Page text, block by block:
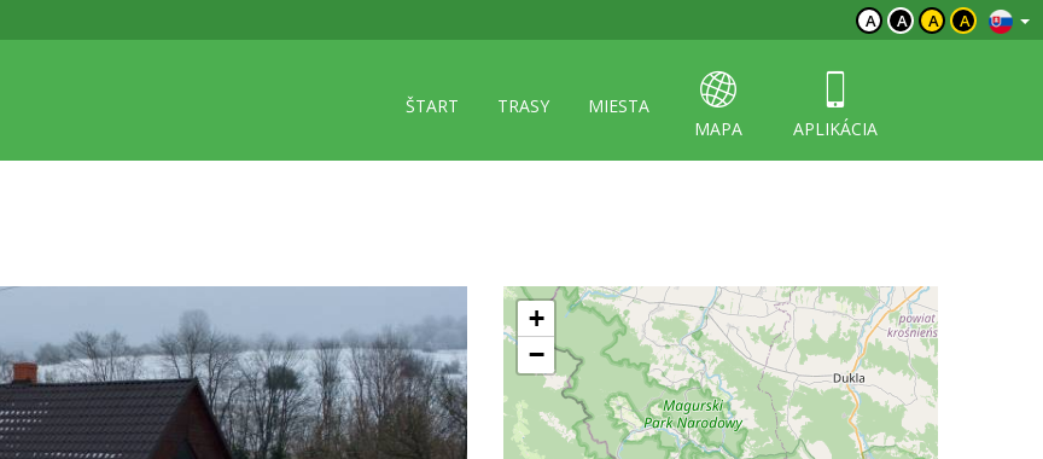
A A A A
ŠTART TRASY
MIESTA
MAPA
APLIKÁCIA
+
−